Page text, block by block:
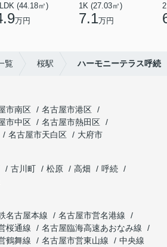
(44.18㎡)
万円
1K (27.03㎡)
7.1万円
覧 桜駅 ハーモニーテラス呼続
市南区
名古屋市港区
市中区
名古屋市熱田区
名古屋市天白区
大府市
古川町 松原 高畑
呼続
名古屋本線
名古屋市営名港線
桜通線
名古屋臨海高速あおなみ線
鶴舞線 名古屋市営東山線
中央線